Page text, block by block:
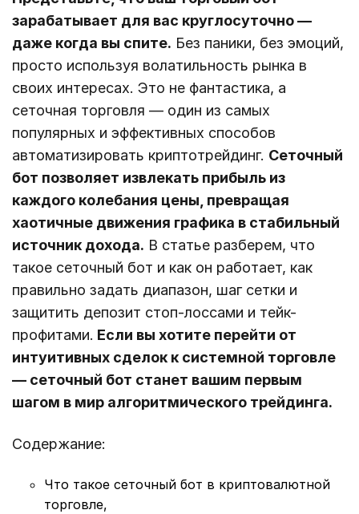
зарабатывает для вас круглосуточно —
даже когда вы спите. Без паники, без эмоций,
просто используя волатильность рынка в
своих интересах. Это не фантастика, а
сеточная торговля — один из самых
популярных и эффективных способов
автоматизировать криптотрейдинг. Сеточный
бот позволяет извлекать прибыль из
каждого колебания цены, превращая
хаотичные движения графика в стабильный
источник дохода. В статье разберем, что
такое сеточный бот и как он работает, как
правильно задать диапазон, шаг сетки и
защитить депозит стоп-лоссами и тейк-
профитами. Если вы хотите перейти от
интуитивных сделок к системной торговле
— сеточный бот станет вашим первым
шагом в мир алгоритмического трейдинга.
Содержание:
Что такое сеточный бот в криптовалютной
торговле,